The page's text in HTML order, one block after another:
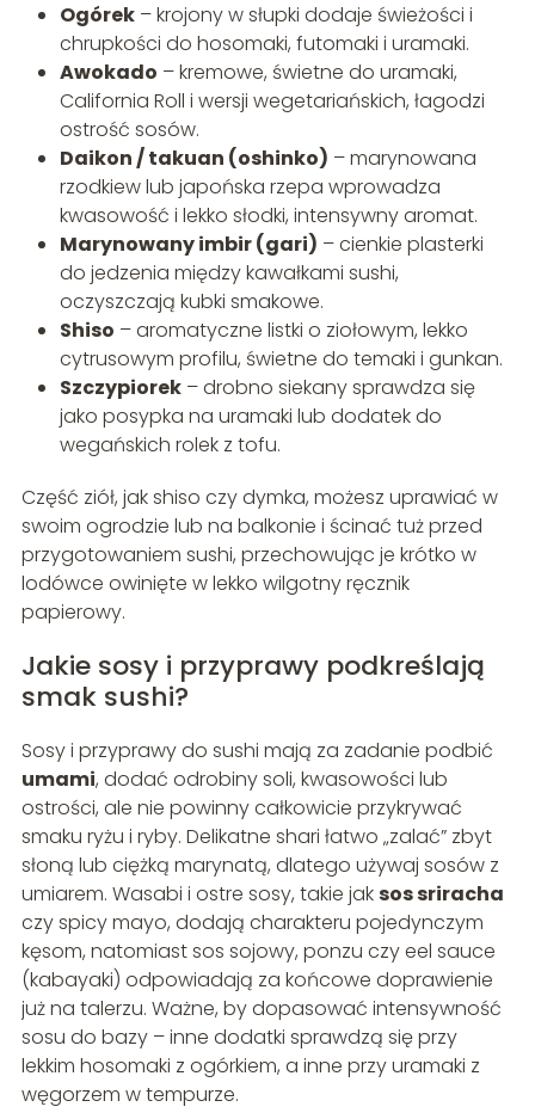
Ogórek– krojony w słupki dodaje świeżości i
chrupkości do hosomaki, futomaki i uramaki.
Awokado – kremowe, świetne do uramaki,
California Roll i wersji wegetariańskich, łagodzi
ostrość sosów.
Daikon / takuan (oshinko) – marynowana
rzodkiew lub japońska rzepa wprowadza
kwasowość i lekko słodki, intensywny aromat.
Marynowany imbir (gari) – cienkie plasterki
do jedzenia między kawałkami sushi,
oczyszczają kubki smakowe.
Shiso – aromatyczne listki o ziołowym, lekko
cytrusowym profilu, świetne do temaki i gunkan.
Szczypiorek– drobno siekany sprawdza się
jako posypka na uramaki lub dodatek do
wegańskich rolek z tofu.
Część ziół, jak shiso czy dymka, możesz uprawiać w
swoim ogrodzie lub na balkonie i ścinać tuż przed
przygotowaniem sushi, przechowując je krótko w
lodówce owinięte w lekko wilgotny ręcznik
papierowy.
Jakie sosy i przyprawy podkreślają
smak sushi?
Sosy i przyprawy do sushi mają za zadanie podbić
umami, dodać odrobiny soli, kwasowości lub
ostrości, ale nie powinny całkowicie przykrywać
smaku ryżu i ryby. Delikatne shari łatwo „zalać” zbyt
słoną lub ciężką marynatą, dlatego używaj sosów z
umiarem. Wasabi i ostre sosy, takie jaksos sriracha
czy spicy mayo, dodają charakteru pojedynczym
kęsom, natomiast sos sojowy, ponzu czy eel sauce
(kabayaki) odpowiadają za końcowe doprawienie
już na talerzu. Ważne, by dopasować intensywność
sosu do bazy – inne dodatki sprawdzą się przy
lekkim hosomaki z ogórkiem, a inne przy uramaki z
węgorzem w tempurze.